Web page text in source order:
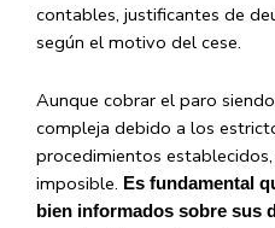
contables, justificantes de
según el motivo del cese.
Aunque cobrar el paro
compleja debido a los
procedimientos
imposible. Es fundamental
bien informados sobre sus